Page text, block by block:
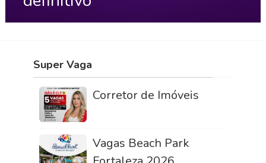
Super Vaga
Corretor de Imóveis
Vagas Beach Park